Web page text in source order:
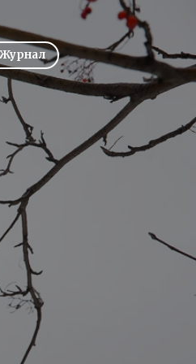
Журнал